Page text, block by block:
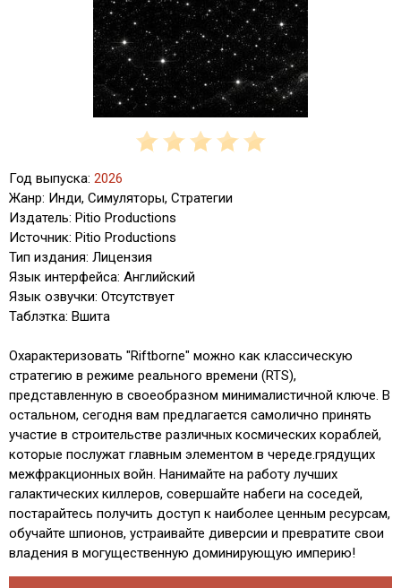
Год выпуска: 2026
Жанр: Инди, Симуляторы, Стратегии
Издатель: Pitio Productions
Источник: Pitio Productions
Тип издания: Лицензия
Язык интерфейса: Английский
Язык озвучки: Отсутствует
Таблэтка: Вшита
Охарактеризовать "Riftborne" можно как классическую
стратегию в режиме реального времени (RTS),
представленную в своеобразном минималистичной ключе. В
остальном, сегодня вам предлагается самолично принять
участие в строительстве различных космических кораблей,
которые послужат главным элементом в череде.грядущих
межфракционных войн. Нанимайте на работу лучших
галактических киллеров, совершайте набеги на соседей,
постарайтесь получить доступ к наиболее ценным ресурсам,
обучайте шпионов, устраивайте диверсии и превратите свои
владения в могущественную доминирующую империю!